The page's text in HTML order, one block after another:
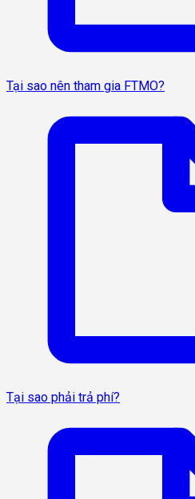
Tại sao nên tham gia FTMO?
Tại sao phải trả phí?